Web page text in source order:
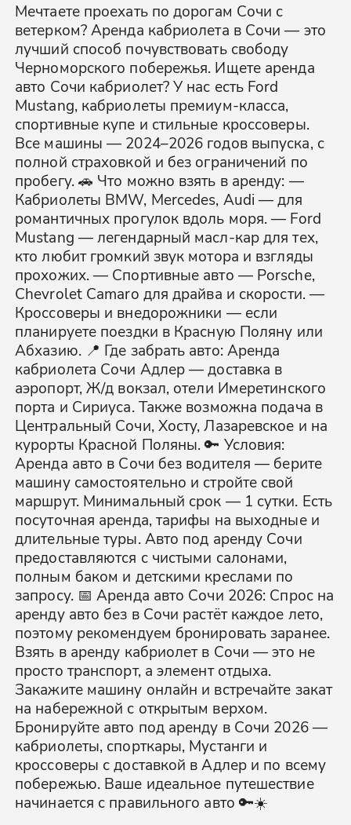
Мечтаете проехать по дорогам Сочи с
ветерком? Аренда кабриолета в Сочи — это
лучший способ почувствовать свободу
Черноморского побережья. Ищете аренда
авто Сочи кабриолет? У нас есть Ford
Mustang, кабриолеты премиум-класса,
спортивные купе и стильные кроссоверы.
Все машины — 2024–2026 годов выпуска, с
полной страховкой и без ограничений по
пробегу. 🚗 Что можно взять в аренду: —
Кабриолеты BMW, Mercedes, Audi — для
романтичных прогулок вдоль моря. — Ford
Mustang — легендарный масл-кар для тех,
кто любит громкий звук мотора и взгляды
прохожих. — Спортивные авто — Porsche,
Chevrolet Camaro для драйва и скорости. —
Кроссоверы и внедорожники — если
планируете поездки в Красную Поляну или
Абхазию. 📍 Где забрать авто: Аренда
кабриолета Сочи Адлер — доставка в
аэропорт, Ж/д вокзал, отели Имеретинского
порта и Сириуса. Также возможна подача в
Центральный Сочи, Хосту, Лазаревское и на
курорты Красной Поляны. 🔑 Условия:
Аренда авто в Сочи без водителя — берите
машину самостоятельно и стройте свой
маршрут. Минимальный срок — 1 сутки. Есть
посуточная аренда, тарифы на выходные и
длительные туры. Авто под аренду Сочи
предоставляются с чистыми салонами,
полным баком и детскими креслами по
запросу. 📅 Аренда авто Сочи 2026: Спрос на
аренду авто без в Сочи растёт каждое лето,
поэтому рекомендуем бронировать заранее.
Взять в аренду кабриолет в Сочи — это не
просто транспорт, а элемент отдыха.
Закажите машину онлайн и встречайте закат
на набережной с открытым верхом.
Бронируйте авто под аренду в Сочи 2026 —
кабриолеты, спорткары, Мустанги и
кроссоверы с доставкой в Адлер и по всему
побережью. Ваше идеальное путешествие
начинается с правильного авто 🔑☀️